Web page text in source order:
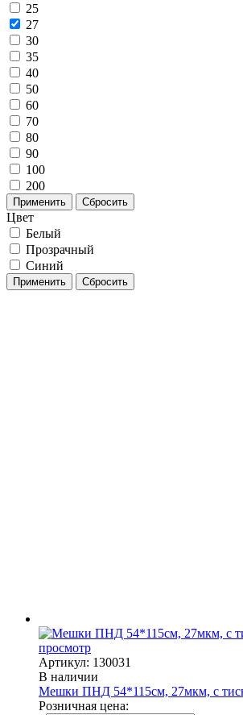
25
27
30
35
40
50
60
70
80
90
100
200
Применить Сбросить
Цвет
Белый
Прозрачный
Синий
Применить Сбросить
просмотр
Артикул: 130031
В наличии
Мешки ПНД 54*115см, 27мкм, с
Розничная цена: